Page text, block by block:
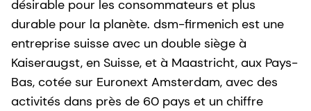
désirable pour les consommateurs et plus
durable pour la planète. dsm-firmenich est une
entreprise suisse avec un double siège à
Kaiseraugst, en Suisse, et à Maastricht, aux Pays-
Bas, cotée sur Euronext Amsterdam, avec des
activités dans près de 60 pays et un chiffre